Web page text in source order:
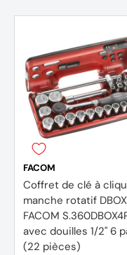
A propos de FACOM :
Depuis 1918, l'histoire
siècle. Cette
trouve associée
l'aviation,
Leader européen
d'outils précis,
FACOM
Coffret de clé à
manche rotatif DBOX
FACOM
avec douilles 1/2'' 6
(22 pièces)